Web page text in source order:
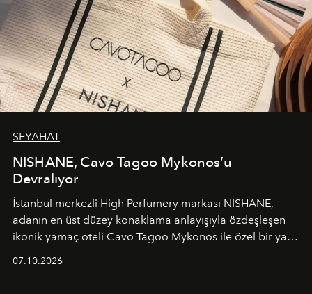
SEYAHAT
NISHANE, Cavo Tagoo Mykonos’u
Devralıyor
İstanbul merkezli High Perfumery markası NISHANE,
adanın en üst düzey konaklama anlayışıyla özdeşleşen
ikonik yamaç oteli Cavo Tagoo Mykonos ile özel bir yaz
07.10.2026